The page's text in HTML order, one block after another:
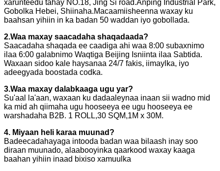
xarunteedu tahay NO.18, Jing Si road.Anping Industrial Park,
Gobolka Hebei, Shiinaha.Macaamiisheenna waxay ku
baahsan yihiin in ka badan 50 waddan iyo gobollada.
2.Waa maxay saacadaha shaqadaada?
Saacadaha shaqada ee caadiga ahi waa 8:00 subaxnimo
ilaa 6:00 galabnimo Waqtiga Beijing Isniinta ilaa Sabtida.
Waxaan sidoo kale haysanaa 24/7 fakis, iimaylka, iyo
adeegyada boostada codka.
3.Waa maxay dalabkaaga ugu yar?
Su'aal la'aan, waxaan ku dadaaleynaa inaan sii wadno mid
ka mid ah qiimaha ugu hooseeya ee ugu hooseeya ee
warshadaha B2B. 1 ROLL,30 SQM,1M x 30M.
4. Miyaan heli karaa muunad?
Badeecadahayaga intooda badan waa bilaash inay soo
diraan muunado, alaabooyinka qaarkood waxay kaaga
baahan yihiin inaad bixiso xamuulka